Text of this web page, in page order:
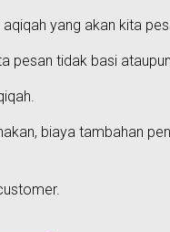
yang akan kita
pesan tidak basi
biaya tambahan